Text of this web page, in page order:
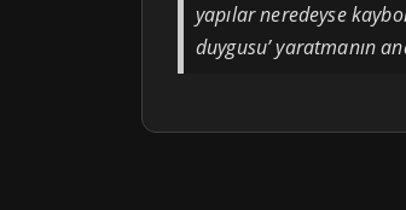
yapılar neredeyse
duygusu’ yaratmanın